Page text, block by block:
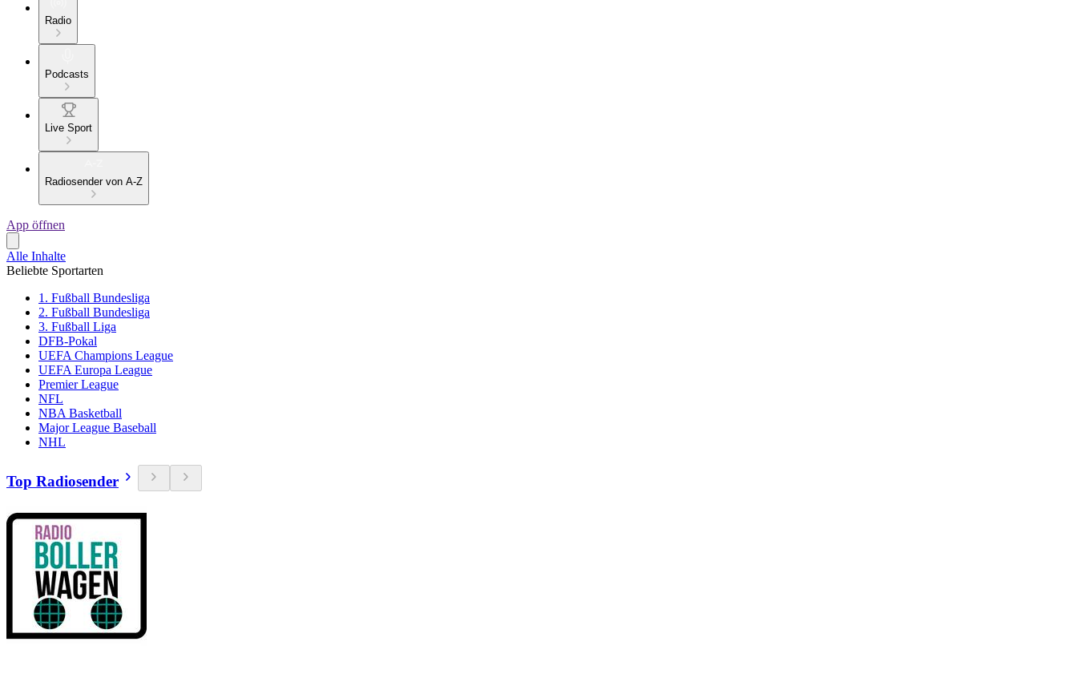
Radio
Podcasts
Live Sport
Radiosender von A-Z
App öffnen
Alle Inhalte
Beliebte Sportarten
1. Fußball Bundesliga
2. Fußball Bundesliga
3. Fußball Liga
DFB-Pokal
UEFA Champions League
UEFA Europa League
Premier League
NFL
NBA Basketball
Major League Baseball
NHL
Top Radiosender